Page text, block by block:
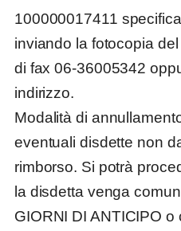
100000017411
inviando la fotocopia
di fax 06-36005342
indirizzo.
Modalità di
eventuali disdette non
rimborso. Si potrà
la disdetta venga
GIORNI DI ANTICIPO